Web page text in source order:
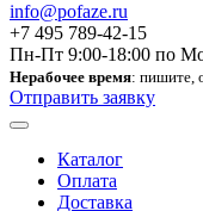
info@pofaze.ru
+7 495 789-42-15
Пн-Пт 9:00-18:00 по
Нерабочее время: пишите,
Отправить заявку
Каталог
Оплата
Доставка